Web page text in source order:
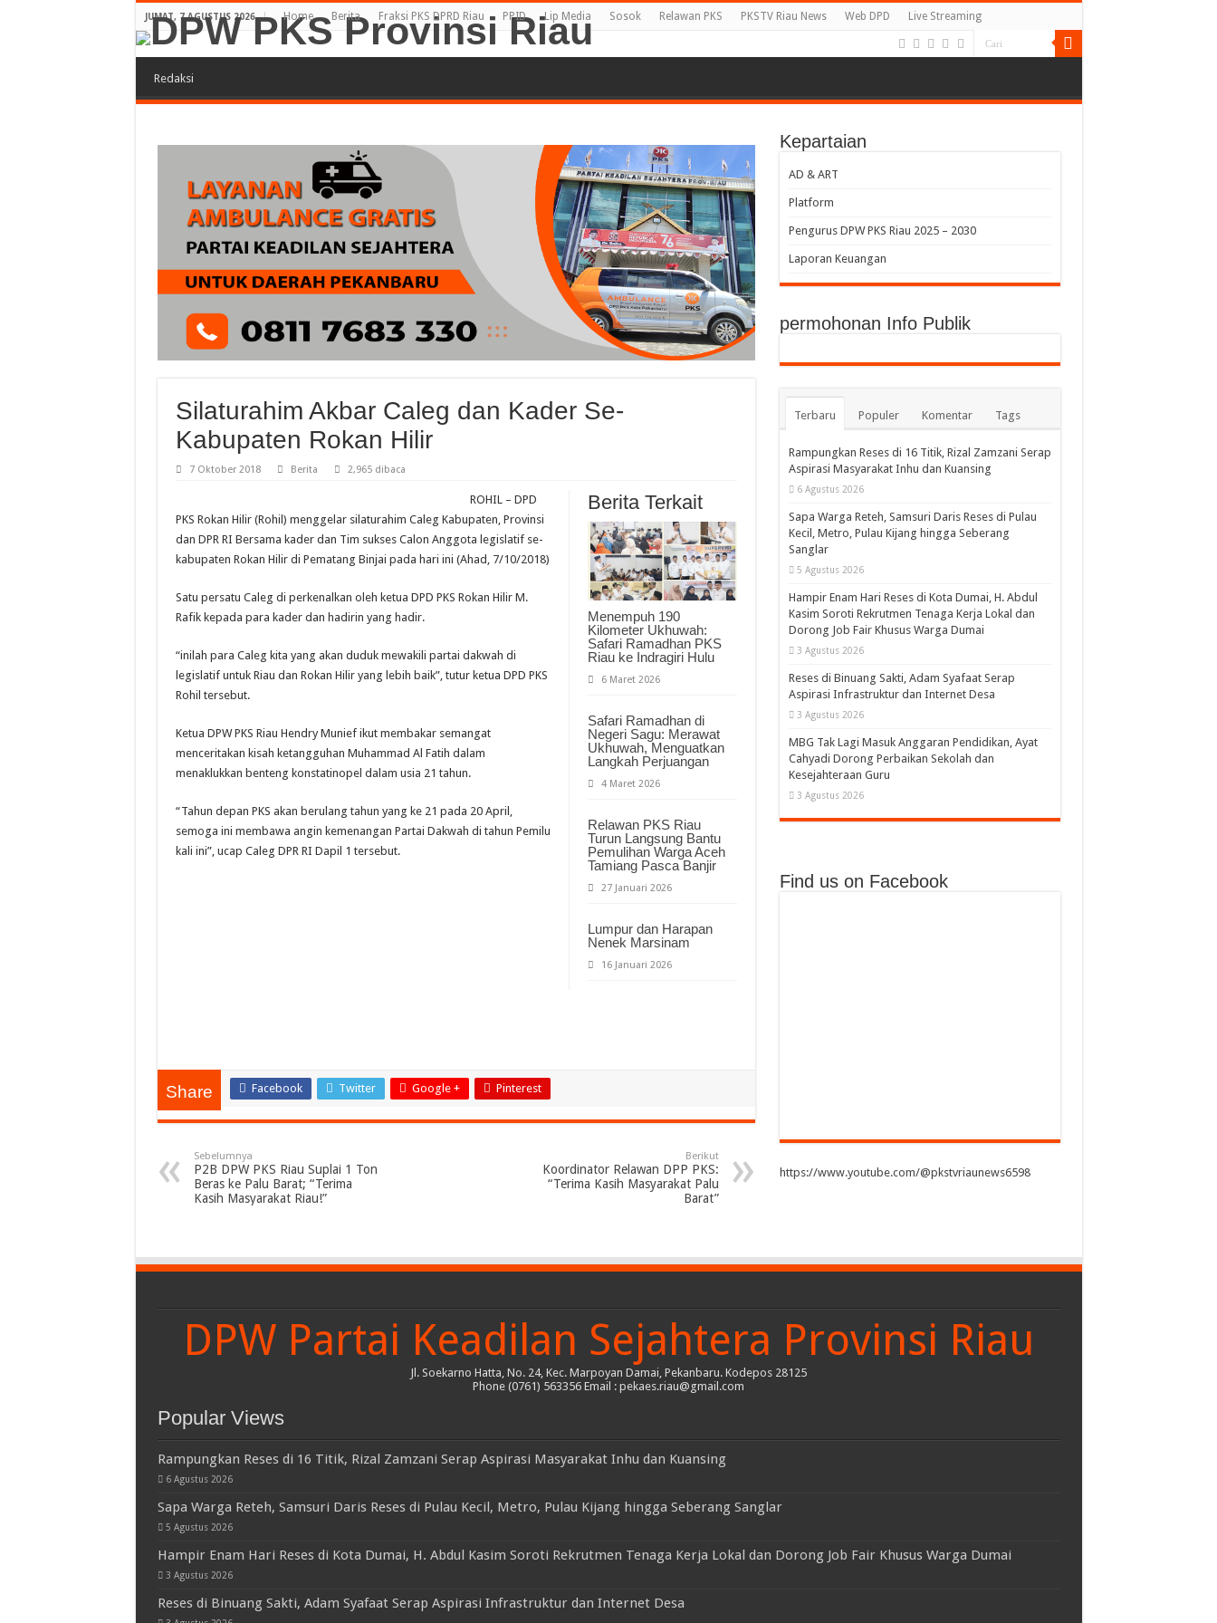
JUMAT, 7 AGUSTUS 2026 Home Berita Fraksi PKS DPRD Riau PPID Lip Media Sosok Relawan PKS PKSTV Riau News Web DPD Live Streaming
Redaksi
Silaturahim Akbar Caleg dan Kader Se-
Kabupaten Rokan Hilir
7 Oktober 2018 Berita 2,965 dibaca
Berita Terkait
Menempuh 190
Kilometer Ukhuwah:
Safari Ramadhan PKS
Riau ke Indragiri Hulu
6 Maret 2026
Safari Ramadhan di
Negeri Sagu: Merawat
Ukhuwah, Menguatkan
Langkah Perjuangan
4 Maret 2026
Relawan PKS Riau
Turun Langsung Bantu
Pemulihan Warga Aceh
Tamiang Pasca Banjir
27 Januari 2026
Lumpur dan Harapan
Nenek Marsinam
16 Januari 2026
ROHIL – DPD
PKS Rokan Hilir (Rohil) menggelar silaturahim Caleg Kabupaten, Provinsi
dan DPR RI Bersama kader dan Tim sukses Calon Anggota legislatif se-
kabupaten Rokan Hilir di Pematang Binjai pada hari ini (Ahad, 7/10/2018)
Satu persatu Caleg di perkenalkan oleh ketua DPD PKS Rokan Hilir M.
Rafik kepada para kader dan hadirin yang hadir.
“inilah para Caleg kita yang akan duduk mewakili partai dakwah di
legislatif untuk Riau dan Rokan Hilir yang lebih baik”, tutur ketua DPD PKS
Rohil tersebut.
Ketua DPW PKS Riau Hendry Munief ikut membakar semangat
menceritakan kisah ketangguhan Muhammad Al Fatih dalam
menaklukkan benteng konstatinopel dalam usia 21 tahun.
“Tahun depan PKS akan berulang tahun yang ke 21 pada 20 April,
semoga ini membawa angin kemenangan Partai Dakwah di tahun Pemilu
kali ini”, ucap Caleg DPR RI Dapil 1 tersebut.
Share Facebook Twitter Google + Pinterest
Sebelumnya
P2B DPW PKS Riau Suplai 1 Ton
Beras ke Palu Barat; “Terima
Kasih Masyarakat Riau!”
Berikut
Koordinator Relawan DPP PKS:
“Terima Kasih Masyarakat Palu
Barat”
Kepartaian
AD & ART
Platform
Pengurus DPW PKS Riau 2025 – 2030
Laporan Keuangan
permohonan Info Publik
Terbaru Populer Komentar Tags
Rampungkan Reses di 16 Titik, Rizal Zamzani Serap
Aspirasi Masyarakat Inhu dan Kuansing
6 Agustus 2026
Sapa Warga Reteh, Samsuri Daris Reses di Pulau
Kecil, Metro, Pulau Kijang hingga Seberang
Sanglar
5 Agustus 2026
Hampir Enam Hari Reses di Kota Dumai, H. Abdul
Kasim Soroti Rekrutmen Tenaga Kerja Lokal dan
Dorong Job Fair Khusus Warga Dumai
3 Agustus 2026
Reses di Binuang Sakti, Adam Syafaat Serap
Aspirasi Infrastruktur dan Internet Desa
3 Agustus 2026
MBG Tak Lagi Masuk Anggaran Pendidikan, Ayat
Cahyadi Dorong Perbaikan Sekolah dan
Kesejahteraan Guru
3 Agustus 2026
Find us on Facebook
https://www.youtube.com/@pkstvriaunews6598
DPW Partai Keadilan Sejahtera Provinsi Riau
Jl. Soekarno Hatta, No. 24, Kec. Marpoyan Damai, Pekanbaru. Kodepos 28125
Phone (0761) 563356 Email : pekaes.riau@gmail.com
Popular Views
Rampungkan Reses di 16 Titik, Rizal Zamzani Serap Aspirasi Masyarakat Inhu dan Kuansing
6 Agustus 2026
Sapa Warga Reteh, Samsuri Daris Reses di Pulau Kecil, Metro, Pulau Kijang hingga Seberang Sanglar
5 Agustus 2026
Hampir Enam Hari Reses di Kota Dumai, H. Abdul Kasim Soroti Rekrutmen Tenaga Kerja Lokal dan Dorong Job Fair Khusus Warga Dumai
3 Agustus 2026
Reses di Binuang Sakti, Adam Syafaat Serap Aspirasi Infrastruktur dan Internet Desa